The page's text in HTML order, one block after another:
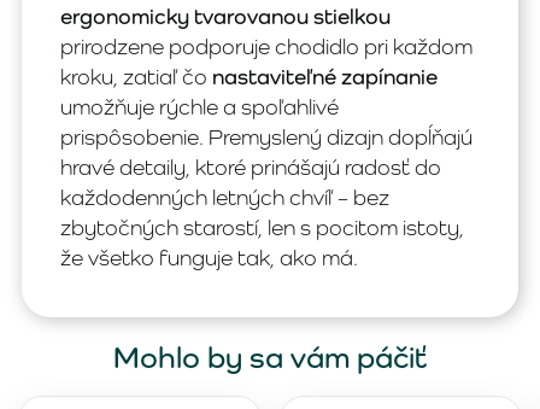
ergonomicky tvarovanou stielkou
prirodzene podporuje chodidlo pri každom
kroku, zatiaľ čo nastaviteľné zapínanie
umožňuje rýchle a spoľahlivé
prispôsobenie. Premyslený dizajn dopĺňajú
hravé detaily, ktoré prinášajú radosť do
každodenných letných chvíľ – bez
zbytočných starostí, len s pocitom istoty,
že všetko funguje tak, ako má.
Mohlo by sa vám páčiť